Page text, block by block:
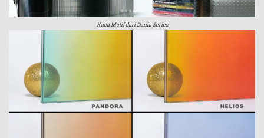
Kaca Motif dari Dania Series